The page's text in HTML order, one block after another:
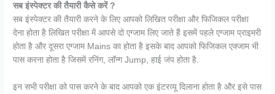
सब इंस्पेक्टर की तैयारी कैसे करें ?
सब इंस्पेक्टर की तैयारी करने के लिए आपको लिखित परीक्षा और फिजिकल परीक्षा
देना होता है लिखित परीक्षा में आपसे दो एग्जाम लिए जाते हैं इसमें पहले एग्जाम प्राइमरी
होता है और दूसरा एग्जाम Mains का होता है इसके बाद आपको फिजिकल एक्जाम भी
पास करना होता है जिसमें रनिंग, लॉन्ग Jump, हाई जंप होता है.
इन सभी परीक्षा को पास करने के बाद आपको एक इंटरव्यू दिलाना होता है और इसे पास